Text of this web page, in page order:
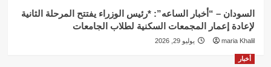
السودان – “أخبار الساعه”: *رئيس الوزراء يفتتح المرحلة الثانية
لإعادة إعمار المجمعات السكنية لطلاب الجامعات
maria Khalil يوليو 29, 2026
أخبار